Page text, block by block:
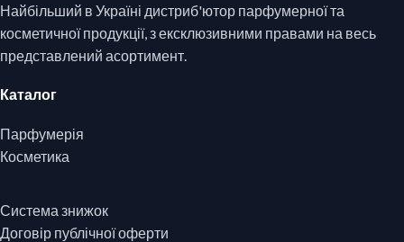
Найбільший в Україні дистриб'ютор парфумерної та
косметичної продукції, з ексклюзивними правами на весь
представлений асортимент.
Каталог
Парфумерія
Косметика
Система знижок
Договір публічної оферти